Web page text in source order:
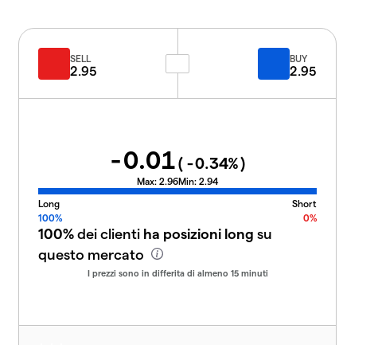
SELL
2.95
BUY
2.95
-0.01( -0.34%)
Max: 2.96Min: 2.94
Long
Short
100%
0%
100%dei clienti ha posizioni long su
questo mercato
I prezzi sono in differita di almeno 15 minuti